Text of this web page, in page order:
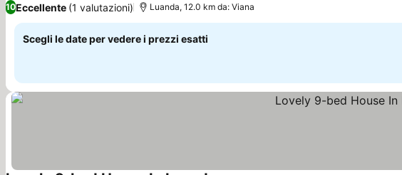
10Eccellente (1 valutazioni) Luanda, 12.0 km da: Viana
Scegli le date per vedere i prezzi esatti